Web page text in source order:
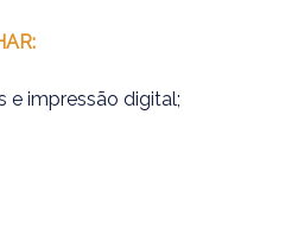
e impressão digital;